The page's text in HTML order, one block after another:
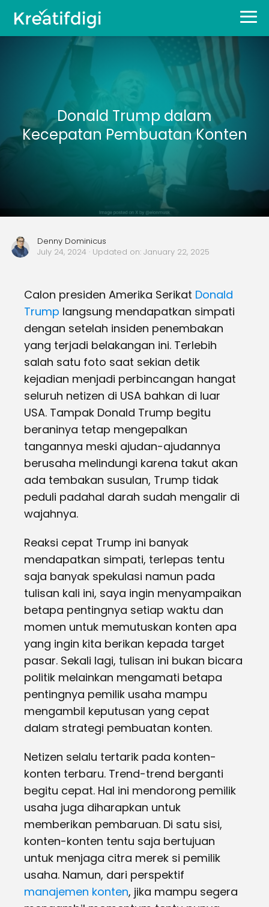
Donald Trump dalam
Kecepatan Pembuatan Konten
Denny Dominicus
July 24, 2024 · Updated on: January 22, 2025
Calon presiden Amerika Serikat Donald
Trump langsung mendapatkan simpati
dengan setelah insiden penembakan
yang terjadi belakangan ini. Terlebih
salah satu foto saat sekian detik
kejadian menjadi perbincangan hangat
seluruh netizen di USA bahkan di luar
USA. Tampak Donald Trump begitu
beraninya tetap mengepalkan
tangannya meski ajudan-ajudannya
berusaha melindungi karena takut akan
ada tembakan susulan, Trump tidak
peduli padahal darah sudah mengalir di
wajahnya.
Reaksi cepat Trump ini banyak
mendapatkan simpati, terlepas tentu
saja banyak spekulasi namun pada
tulisan kali ini, saya ingin menyampaikan
betapa pentingnya setiap waktu dan
momen untuk memutuskan konten apa
yang ingin kita berikan kepada target
pasar. Sekali lagi, tulisan ini bukan bicara
politik melainkan mengamati betapa
pentingnya pemilik usaha mampu
mengambil keputusan yang cepat
dalam strategi pembuatan konten.
Netizen selalu tertarik pada konten-
konten terbaru. Trend-trend berganti
begitu cepat. Hal ini mendorong pemilik
usaha juga diharapkan untuk
memberikan pembaruan. Di satu sisi,
konten-konten tentu saja bertujuan
untuk menjaga citra merek si pemilik
usaha. Namun, dari perspektif
manajemen konten, jika mampu segera